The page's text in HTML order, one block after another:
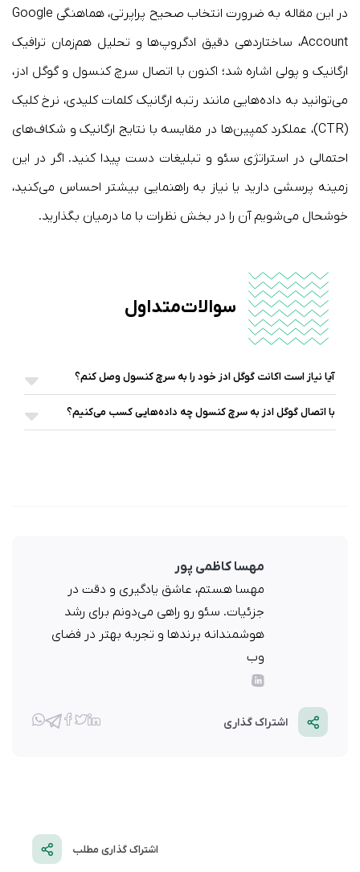
در این مقاله به ضرورت انتخاب صحیح پراپرتی، هماهنگی Google
Account، ساختاردهی دقیق ادگروپ‌ها و تحلیل هم‌زمان ترافیک
ارگانیک و پولی اشاره شد؛ اکنون با اتصال سرچ کنسول و گوگل ادز،
می‌توانید به داده‌هایی مانند رتبه ارگانیک کلمات کلیدی، نرخ کلیک
(CTR)، عملکرد کمپین‌ها در مقایسه با نتایج ارگانیک و شکاف‌های
احتمالی در استراتژی سئو و تبلیغات دست پیدا کنید. اگر در این
زمینه پرسشی دارید یا نیاز به راهنمایی بیشتر احساس می‌کنید،
خوشحال می‌شویم آن را در بخش نظرات با ما درمیان بگذارید.
سوالات متداول
آیا نیاز است اکانت گوگل ادز خود را به سرچ کنسول وصل کنم؟
با اتصال گوگل ادز به سرچ کنسول چه داده‌هایی کسب می‌کنیم؟
مهسا کاظمی پور
مهسا هستم، عاشق یادگیری و دقت در
جزئیات. سئو رو راهی می‌دونم برای رشد
هوشمندانه برندها و تجربه بهتر در فضای
وب
اشتراک گذاری
اشتراک گذاری مطلب